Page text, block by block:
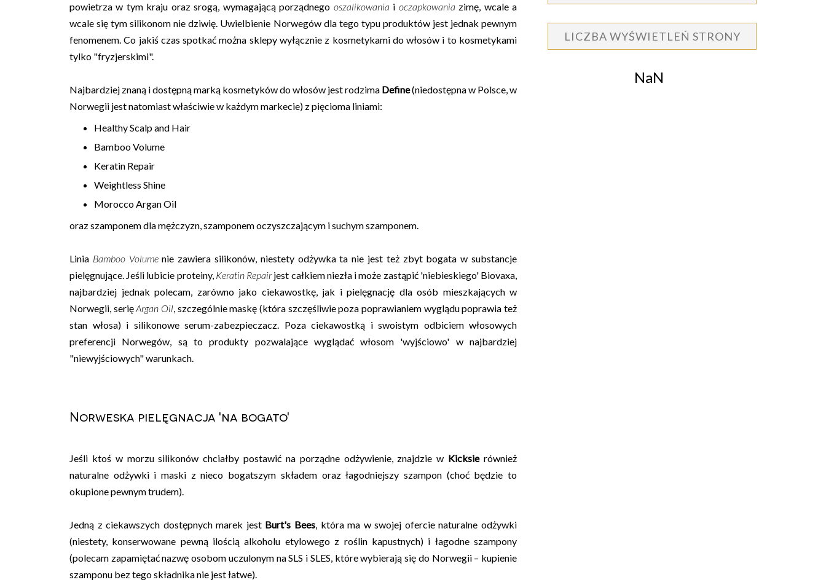
powietrza w tym kraju oraz srogą, wymagającą porządnego oszalikowania i oczapkowania zimę, wcale a
wcale się tym silikonom nie dziwię. Uwielbienie Norwegów dla tego typu produktów jest jednak pewnym
fenomenem. Co jakiś czas spotkać można sklepy wyłącznie z kosmetykami do włosów i to kosmetykami
tylko "fryzjerskimi".
Najbardziej znaną i dostępną marką kosmetyków do włosów jest rodzima Define(niedostępna w Polsce, w
Norwegii jest natomiast właściwie w każdym markecie) z pięcioma liniami:
Healthy Scalp and Hair
Bamboo Volume
Keratin Repair
Weightless Shine
Morocco Argan Oil
oraz szamponem dla mężczyzn, szamponem oczyszczającym i suchym szamponem.
Linia Bamboo Volumenie zawiera silikonów, niestety odżywka ta nie jest też zbyt bogata w substancje
pielęgnujące. Jeśli lubicie proteiny, Keratin Repairjest całkiem niezła i może zastąpić 'niebieskiego' Biovaxa,
najbardziej jednak polecam, zarówno jako ciekawostkę, jak i pielęgnację dla osób mieszkających w
Norwegii, serięArgan Oil, szczególnie maskę (która szczęśliwie poza poprawianiem wyglądu poprawia też
stan włosa) i silikonowe serum-zabezpieczacz. Poza ciekawostką i swoistym odbiciem włosowych
preferencji Norwegów, są to produkty pozwalające wyglądać włosom 'wyjściowo' w najbardziej
"niewyjściowych" warunkach.
Norweska pielęgnacja 'na bogato'
Jeśli ktoś w morzu silikonów chciałby postawić na porządne odżywienie, znajdzie w Kicksierównież
naturalne odżywki i maski z nieco bogatszym składem oraz łagodniejszy szampon (choć będzie to
okupione pewnym trudem).
Jedną z ciekawszych dostępnych marek jest Burt's Bees, która ma w swojej ofercie naturalne odżywki
(niestety, konserwowane pewną ilością alkoholu etylowego z roślin kapustnych) i łagodne szampony
(polecam zapamiętać nazwę osobom uczulonym na SLS i SLES, które wybierają się do Norwegii – kupienie
szamponu bez tego składnika nie jest łatwe).
LICZBA WYŚWIETLEŃ STRONY
NaN